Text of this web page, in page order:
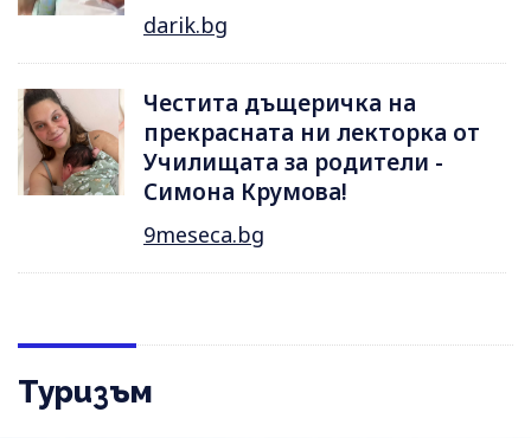
darik.bg
Честита дъщеричка на
прекрасната ни лекторка от
Училищата за родители -
Симона Крумова!
9meseca.bg
Туризъм